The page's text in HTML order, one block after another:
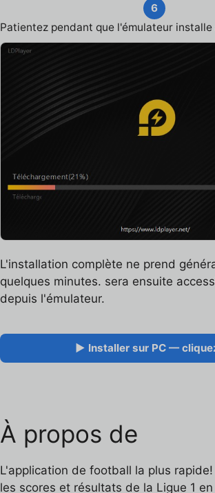
6
Patientez pendant que l'émulateur
L'installation complète ne prend
quelques minutes. sera ensuite
depuis l'émulateur.
▶ Installer sur PC —
À propos de
L'application de football la plus
les scores et résultats de la Ligue 1